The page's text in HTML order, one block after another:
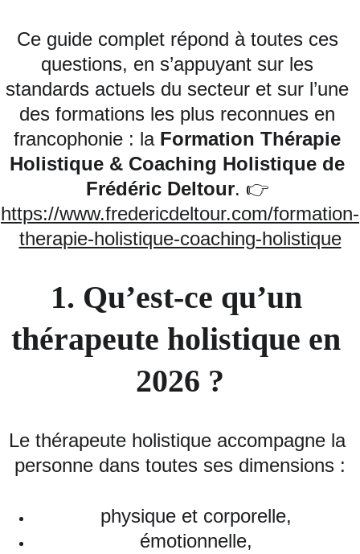
Ce guide complet répond à toutes ces
questions, en s’appuyant sur les
standards actuels du secteur et sur l’une
des formations les plus reconnues en
francophonie : la Formation Thérapie
Holistique & Coaching Holistique de
Frédéric Deltour. 👉
https://www.fredericdeltour.com/formation-
therapie-holistique-coaching-holistique
1. Qu’est‑ce qu’un
thérapeute holistique en
2026 ?
Le thérapeute holistique accompagne la
personne dans toutes ses dimensions :
physique et corporelle,
émotionnelle,